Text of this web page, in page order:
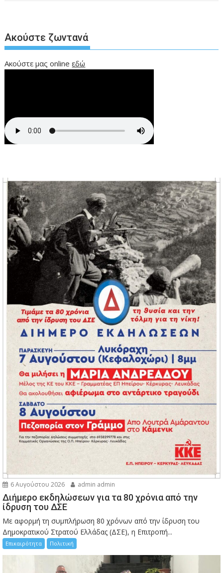
Ακούστε ζωντανά
Ακούστε μας onlineεδώ
6 Αυγούστου 2026 admin admin
Διήμερο εκδηλώσεων για τα 80 χρόνια από την
ίδρυση του ΔΣΕ
Με αφορμή τη συμπλήρωση 80 χρόνων από την ίδρυση του
Δημοκρατικού Στρατού Ελλάδας (ΔΣΕ), η Επιτροπή...
Επικαιρότητα Πολιτική